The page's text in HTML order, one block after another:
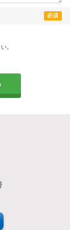
必須
。